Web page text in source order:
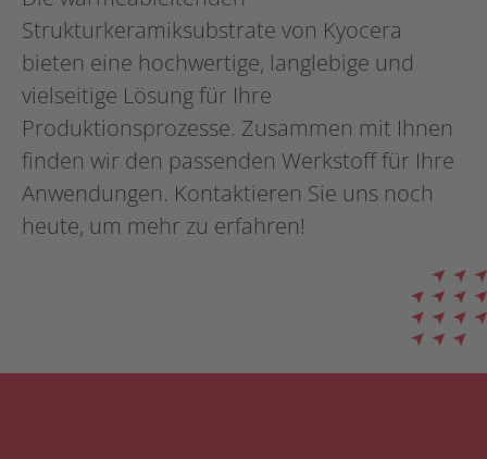
Strukturkeramiksubstrate von Kyocera
bieten eine hochwertige, langlebige und
vielseitige Lösung für Ihre
Produktionsprozesse. Zusammen mit Ihnen
finden wir den passenden Werkstoff für Ihre
Anwendungen. Kontaktieren Sie uns noch
heute, um mehr zu erfahren!